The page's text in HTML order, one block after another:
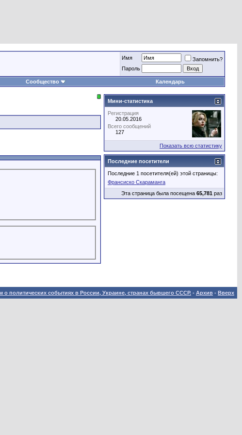
Имя
Запомнить?
Пароль
Сообщество Календарь
Мини-статистика
Регистрация
20.05.2016
Всего сообщений
127
Показать всю статистику
Последние посетители
Последние 1 посетителя(ей) этой страницы:
Франсиско Скараманга
Эта страница была посещена 65,781 раз
о политических событиях в России, Украине, странах бывшего СССР. - Архив - Вверх